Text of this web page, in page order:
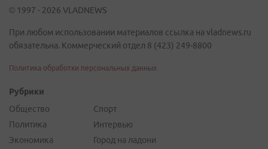
© 1997 - 2026 VLADNEWS
При любом использовании материалов ссылка на vladnews.ru
обязательна. Коммерческий отдел 8 (423) 249-8800
Политика обработки персональных данных
Рубрики
Общество
Политика
Экономика
Спорт
Интервью
Город на ладони